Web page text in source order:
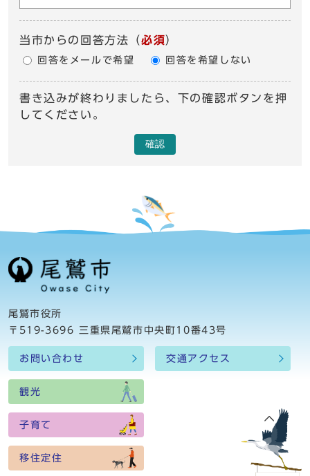
当市からの回答方法 （必須）
回答をメールで希望 回答を希望しない
書き込みが終わりましたら、下の確認ボタンを押
してください。
確認
尾鷲市役所
〒519-3696 三重県尾鷲市中央町10番43号
お問い合わせ 交通アクセス
観光
子育て
移住定住